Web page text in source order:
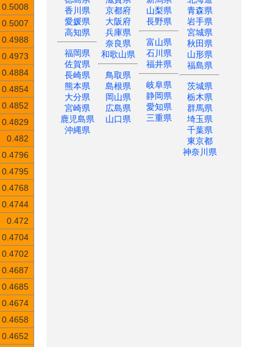
香川県
愛媛県
高知県
福岡県
佐賀県
長崎県
熊本県
大分県
宮崎県
鹿児島県
沖縄県
京都府
大阪府
兵庫県
奈良県
和歌山県
鳥取県
島根県
岡山県
広島県
山口県
山梨県
長野県
富山県
石川県
福井県
岐阜県
静岡県
愛知県
三重県
青森県
岩手県
宮城県
秋田県
山形県
福島県
茨城県
栃木県
群馬県
埼玉県
千葉県
東京都
神奈川県
0.5008
0.5007
0.4988
0.4973
0.4884
0.4854
0.4852
0.4829
0.482
0.4796
0.4795
0.4768
0.4744
0.472
0.4704
0.4702
0.4687
0.4685
0.4674
0.4658
0.4652